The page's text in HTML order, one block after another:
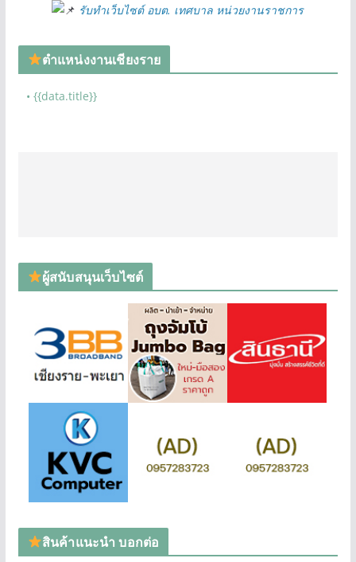
รับทำเว็บไซต์ อบต. เทศบาล หน่วยงานราชการ
ตำแหน่งงานเชียงราย
• {{data.title}}
ผู้สนับสนุนเว็บไซต์
สินค้าแนะนำ บอกต่อ